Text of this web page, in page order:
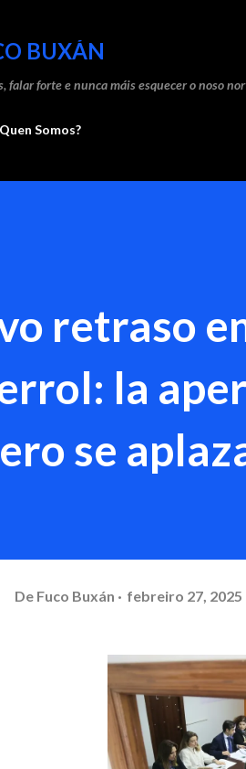
BUXÁN
falar forte e nunca máis esquecer o noso
Quen Somos?
retraso
la
se
De Fuco Buxán febreiro 27, 2025